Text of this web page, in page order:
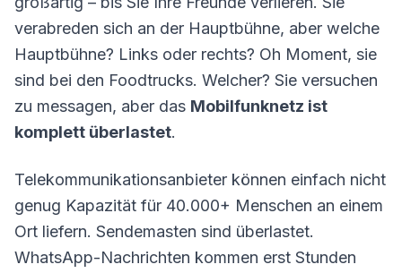
verabreden sich an der Hauptbühne, aber welche
Hauptbühne? Links oder rechts? Oh Moment, sie
sind bei den Foodtrucks. Welcher? Sie versuchen
zu messagen, aber das Mobilfunknetz ist
komplett überlastet.
Telekommunikationsanbieter können einfach nicht
genug Kapazität für 40.000+ Menschen an einem
Ort liefern. Sendemasten sind überlastet.
WhatsApp-Nachrichten kommen erst Stunden